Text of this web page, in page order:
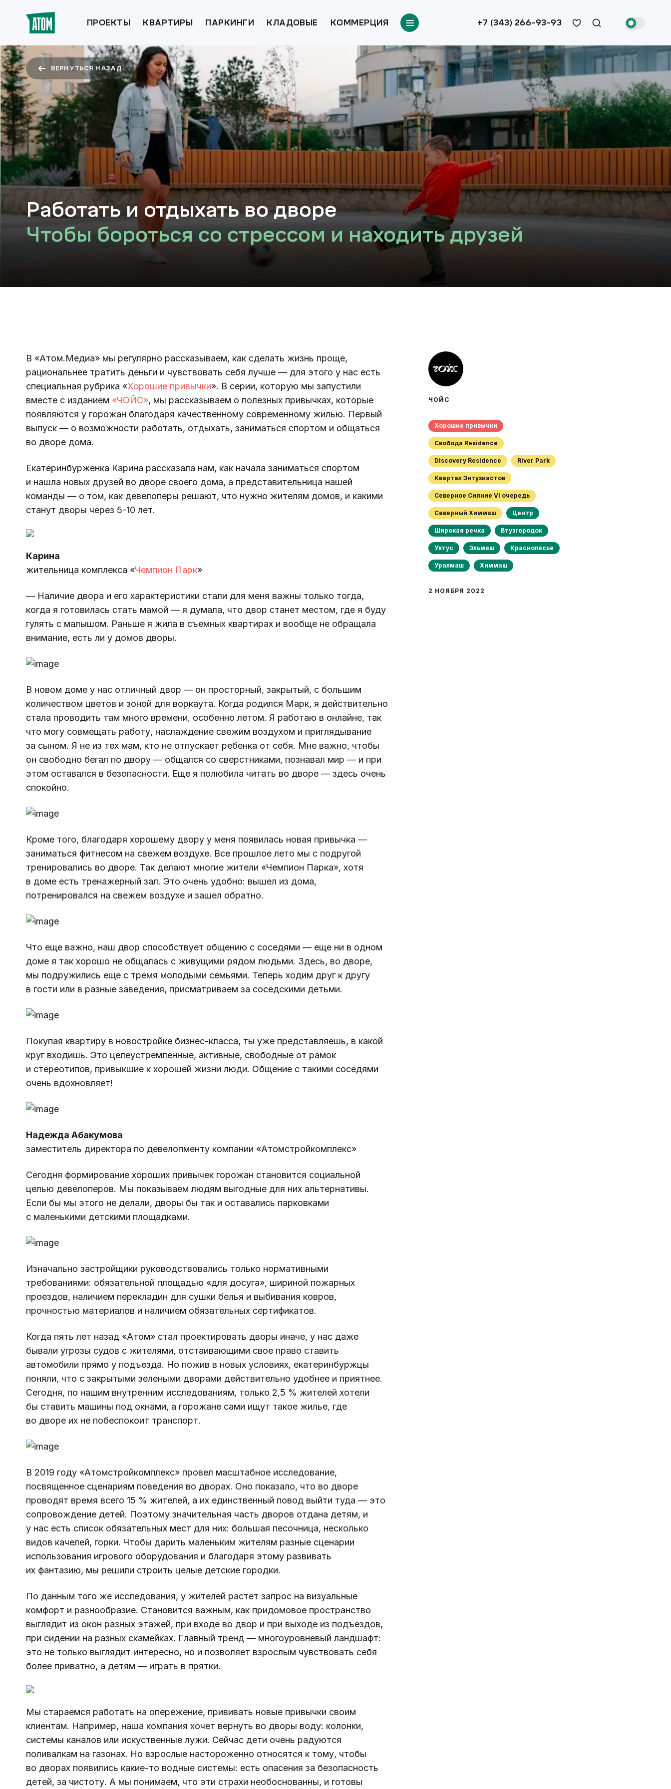
ПРОЕКТЫ КВАРТИРЫ ПАРКИНГИ КЛАДОВЫЕ КОММЕРЦИЯ +7 (343) 266-93-93
ВЕРНУТЬСЯ НАЗАД
Работать и отдыхать во дворе
Чтобы бороться со стрессом и находить друзей
В «Атом.Медиа» мы регулярно рассказываем, как сделать жизнь проще,
рациональнее тратить деньги и чувствовать себя лучше — для этого у нас есть
специальная рубрика «Хорошие привычки». В серии, которую мы запустили
вместе с изданием «ЧОЙС», мы рассказываем о полезных привычках, которые
появляются у горожан благодаря качественному современному жилью. Первый
выпуск — о возможности работать, отдыхать, заниматься спортом и общаться
во дворе дома.
Екатеринбурженка Карина рассказала нам, как начала заниматься спортом
и нашла новых друзей во дворе своего дома, а представительница нашей
команды — о том, как девелоперы решают, что нужно жителям домов, и какими
станут дворы через 5-10 лет.
Карина
жительница комплекса «Чемпион Парк»
— Наличие двора и его характеристики стали для меня важны только тогда,
когда я готовилась стать мамой — я думала, что двор станет местом, где я буду
гулять с малышом. Раньше я жила в съемных квартирах и вообще не обращала
внимание, есть ли у домов дворы.
В новом доме у нас отличный двор — он просторный, закрытый, с большим
количеством цветов и зоной для воркаута. Когда родился Марк, я действительно
стала проводить там много времени, особенно летом. Я работаю в онлайне, так
что могу совмещать работу, наслаждение свежим воздухом и приглядывание
за сыном. Я не из тех мам, кто не отпускает ребенка от себя. Мне важно, чтобы
он свободно бегал по двору — общался со сверстниками, познавал мир — и при
этом оставался в безопасности. Еще я полюбила читать во дворе — здесь очень
спокойно.
Кроме того, благодаря хорошему двору у меня появилась новая привычка —
заниматься фитнесом на свежем воздухе. Все прошлое лето мы с подругой
тренировались во дворе. Так делают многие жители «Чемпион Парка», хотя
в доме есть тренажерный зал. Это очень удобно: вышел из дома,
потренировался на свежем воздухе и зашел обратно.
Что еще важно, наш двор способствует общению с соседями — еще ни в одном
доме я так хорошо не общалась с живущими рядом людьми. Здесь, во дворе,
мы подружились еще с тремя молодыми семьями. Теперь ходим друг к другу
в гости или в разные заведения, присматриваем за соседскими детьми.
Покупая квартиру в новостройке бизнес-класса, ты уже представляешь, в какой
круг входишь. Это целеустремленные, активные, свободные от рамок
и стереотипов, привыкшие к хорошей жизни люди. Общение с такими соседями
очень вдохновляет!
Надежда Абакумова
заместитель директора по девелопменту компании «Атомстройкомплекс»
Сегодня формирование хороших привычек горожан становится социальной
целью девелоперов. Мы показываем людям выгодные для них альтернативы.
Если бы мы этого не делали, дворы бы так и оставались парковками
с маленькими детскими площадками.
Изначально застройщики руководствовались только нормативными
требованиями: обязательной площадью «для досуга», шириной пожарных
проездов, наличием перекладин для сушки белья и выбивания ковров,
прочностью материалов и наличием обязательных сертификатов.
Когда пять лет назад «Атом» стал проектировать дворы иначе, у нас даже
бывали угрозы судов с жителями, отстаивающими свое право ставить
автомобили прямо у подъезда. Но пожив в новых условиях, екатеринбуржцы
поняли, что с закрытыми зелеными дворами действительно удобнее и приятнее.
Сегодня, по нашим внутренним исследованиям, только 2,5 % жителей хотели
бы ставить машины под окнами, а горожане сами ищут такое жилье, где
во дворе их не побеспокоит транспорт.
В 2019 году «Атомстройкомплекс» провел масштабное исследование,
посвященное сценариям поведения во дворах. Оно показало, что во дворе
проводят время всего 15 % жителей, а их единственный повод выйти туда — это
сопровождение детей. Поэтому значительная часть дворов отдана детям, и
у нас есть список обязательных мест для них: большая песочница, несколько
видов качелей, горки. Чтобы дарить маленьким жителям разные сценарии
использования игрового оборудования и благодаря этому развивать
их фантазию, мы решили строить целые детские городки.
По данным того же исследования, у жителей растет запрос на визуальные
комфорт и разнообразие. Становится важным, как придомовое пространство
выглядит из окон разных этажей, при входе во двор и при выходе из подъездов,
при сидении на разных скамейках. Главный тренд — многоуровневый ландшафт:
это не только выглядит интересно, но и позволяет взрослым чувствовать себя
более приватно, а детям — играть в прятки.
Мы стараемся работать на опережение, прививать новые привычки своим
клиентам. Например, наша компания хочет вернуть во дворы воду: колонки,
системы каналов или искуственные лужи. Сейчас дети очень радуются
поливалкам на газонах. Но взрослые настороженно относятся к тому, чтобы
во дворах появились какие-то водные системы: есть опасения за безопасность
детей, за чистоту. А мы понимаем, что эти страхи необоснованны, и готовы
ЧОЙС
Хорошие привычки
Свобода Residence
Discovery Residence River Park
Квартал Энтузиастов
Северное Сияние VI очередь
Северный Химмаш Центр
Широкая речка Втузгородок
Уктус Эльмаш Краснолесье
Уралмаш Химмаш
2 НОЯБРЯ 2022